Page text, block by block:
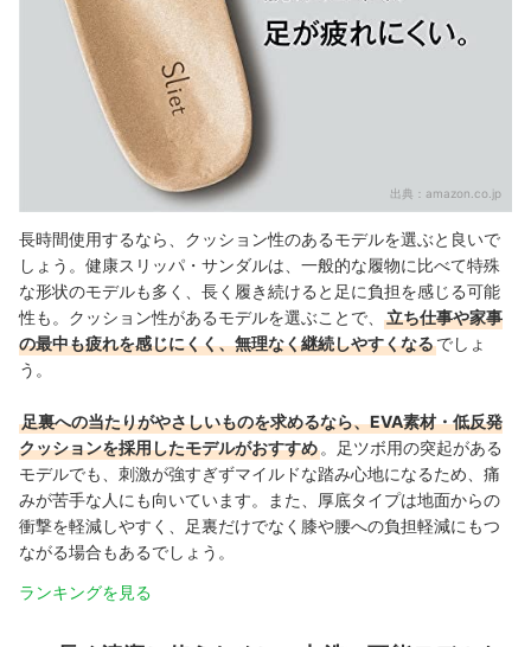
出典： amazon.co.jp
長時間使用するなら、クッション性のあるモデルを選ぶと良いで
しょう。健康スリッパ・サンダルは、一般的な履物に比べて特殊
な形状のモデルも多く、長く履き続けると足に負担を感じる可能
性も。クッション性があるモデルを選ぶことで、
立ち仕事や家事
の最中も疲れを感じにくく、無理なく継続しやすくなるでしょ
う。
足裏への当たりがやさしいものを求めるなら、EVA素材・低反発
クッションを採用したモデルがおすすめ 。足ツボ用の突起がある
モデルでも、刺激が強すぎずマイルドな踏み心地になるため、痛
みが苦手な人にも向いています。また、厚底タイプは地面からの
衝撃を軽減しやすく、足裏だけでなく膝や腰への負担軽減にもつ
ながる場合もあるでしょう。
ランキングを見る